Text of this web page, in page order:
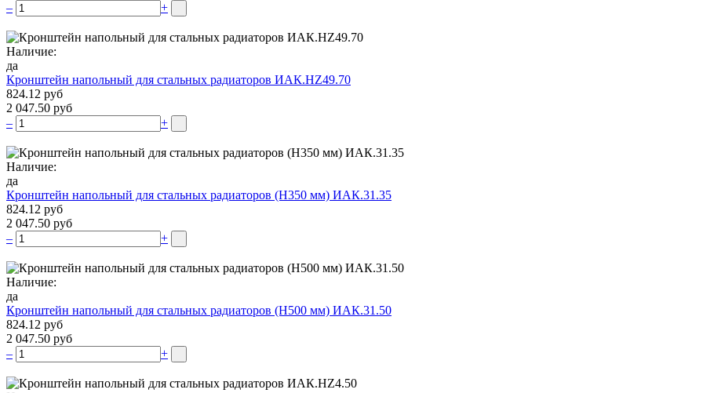
–
+
Наличие:
да
Кронштейн напольный для стальных радиаторов ИАК.НZ49.70
824.12 руб
2 047.50 руб
–
+
Наличие:
да
Кронштейн напольный для стальных радиаторов (Н350 мм) ИАК.31.35
824.12 руб
2 047.50 руб
–
+
Наличие:
да
Кронштейн напольный для стальных радиаторов (Н500 мм) ИАК.31.50
824.12 руб
2 047.50 руб
–
+